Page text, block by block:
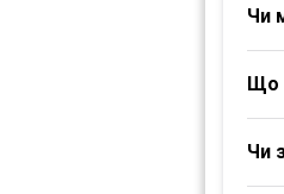
Чи
Що
Чи